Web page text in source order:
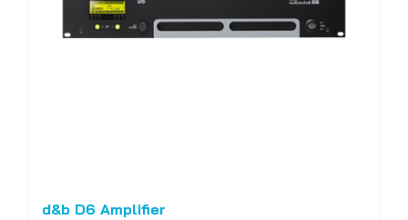
d&b D6 Amplifier